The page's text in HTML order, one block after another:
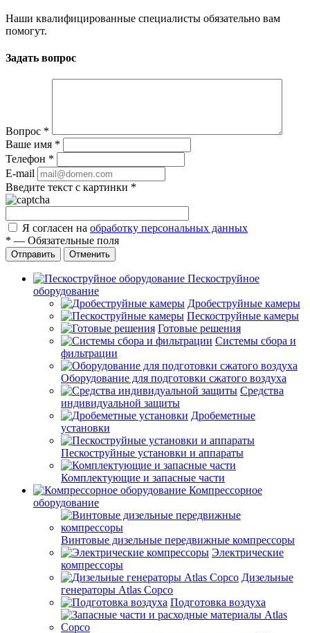
Наши квалифицированные специалисты обязательно вам
помогут.
Задать вопрос
Вопрос *
Ваше имя *
Телефон *
E-mail
Введите текст с картинки *
Я согласен на обработку персональных данных
* — Обязательные поля
Отправить Отменить
Пескоструйное
оборудование
Дробеструйные камеры
Пескоструйные камеры
Готовые решения
Системы сбора и
фильтрации
Оборудование для подготовки сжатого воздуха
Средства
индивидуальной защиты
Дробеметные
установки
Пескоструйные установки и аппараты
Комплектующие и запасные части
Компрессорное
оборудование
Винтовые дизельные передвижные компрессоры
Электрические
компрессоры
Дизельные
генераторы Atlas Copco
Подготовка воздуха